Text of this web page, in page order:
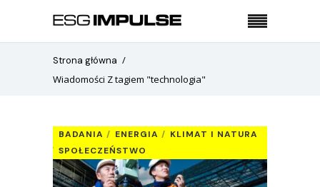
Strona główna
Wiadomości Z tagiem "technologia"
BADANIA ENERGIA
KLIMAT I NATURA
SPOŁECZEŃSTWO